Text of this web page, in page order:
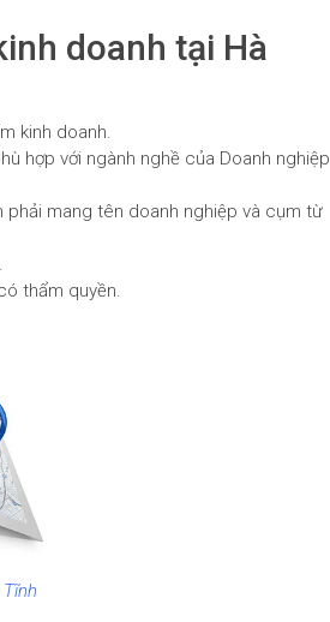
doanh tại Hà
kinh doanh.
hợp với ngành nghề của Doanh nghiệp
phải mang tên doanh nghiệp và cụm từ
thẩm quyền.